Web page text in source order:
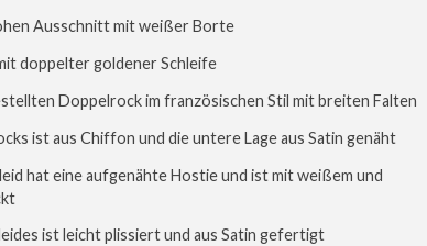
Ausschnitt mit weißer Borte
doppelter goldener Schleife
Doppelrock im französischen Stil mit breiten Falten
ist aus Chiffon und die untere Lage aus Satin genäht
hat eine aufgenähte Hostie und ist mit weißem und
ist leicht plissiert und aus Satin gefertigt